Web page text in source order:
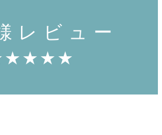
レビュー